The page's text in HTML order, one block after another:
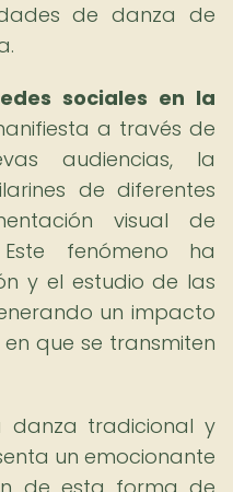
de danza de
sociales en la
a través de
audiencias, la
de diferentes
visual de
fenómeno ha
y el estudio de las
un impacto
que se transmiten
danza tradicional y
un emocionante